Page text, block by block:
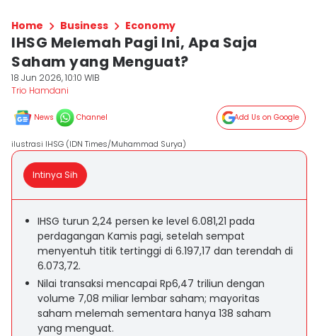
Home Business Economy
IHSG Melemah Pagi Ini, Apa Saja
Saham yang Menguat?
18 Jun 2026, 10:10 WIB
Trio Hamdani
News Channel Add Us on Google
ilustrasi IHSG (IDN Times/Muhammad Surya)
Intinya Sih
IHSG turun 2,24 persen ke level 6.081,21 pada
perdagangan Kamis pagi, setelah sempat
menyentuh titik tertinggi di 6.197,17 dan terendah di
6.073,72.
Nilai transaksi mencapai Rp6,47 triliun dengan
volume 7,08 miliar lembar saham; mayoritas
saham melemah sementara hanya 138 saham
yang menguat.